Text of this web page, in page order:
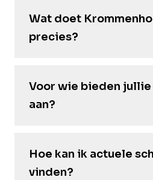
Wat doet
precies?
Voor wie bieden
aan?
Hoe kan ik actuele
vinden?